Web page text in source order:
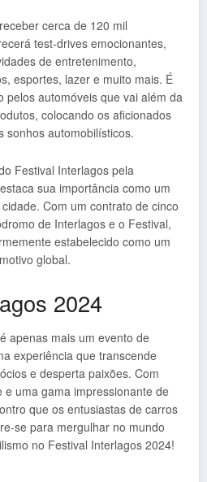
cerca de 120 mil
test-drives emocionantes,
de entretenimento,
esportes, lazer e muito mais. É
pelos automóveis que vai além da
colocando os aficionados
sonhos automobilísticos.
Festival Interlagos pela
sua importância como um
Com um contrato de cinco
de Interlagos e o Festival,
estabelecido como um
global.
2024
apenas mais um evento de
experiência que transcende
e desperta paixões. Com
e uma gama impressionante de
que os entusiastas de carros
se para mergulhar no mundo
no Festival Interlagos 2024!